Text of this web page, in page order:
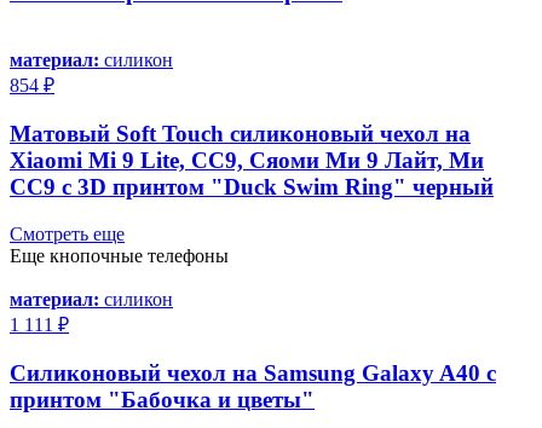
материал: силикон
854 ₽
Матовый Soft Touch силиконовый чехол на
Xiaomi Mi 9 Lite, CC9, Сяоми Ми 9 Лайт, Ми
СС9 с 3D принтом "Duck Swim Ring" черный
Смотреть еще
Еще кнопочные телефоны
материал: силикон
1 111 ₽
Силиконовый чехол на Samsung Galaxy A40 с
принтом "Бабочка и цветы"